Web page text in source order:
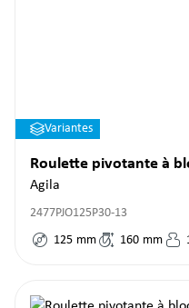
Variantes
Roulette pivotante à
Agila
2477PJO125P30-13
125 mm 160 mm